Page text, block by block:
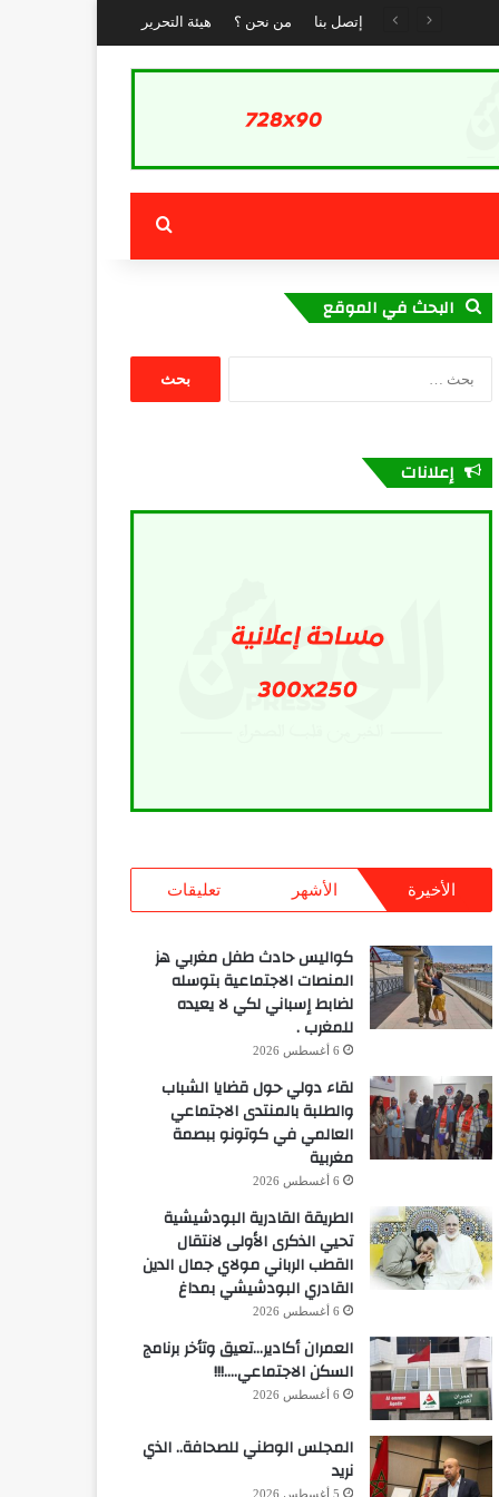
إتصل بنا من نحن ؟ هيئة التحرير
بحث عن
البحث في الموقع
إعلانات
الأخيرة الأشهر تعليقات
كواليس حادث طفل مغربي هز
المنصات الاجتماعية بتوسله
لضابط إسباني لكي لا يعيده
للمغرب .
6 أغسطس 2026
لقاء دولي حول قضايا الشباب
والطلبة بالمنتدى الاجتماعي
العالمي في كوتونو ببصمة
مغربية
6 أغسطس 2026
الطريقة القادرية البودشيشية
تحيي الذكرى الأولى لانتقال
القطب الرباني مولاي جمال الدين
القادري البودشيشي بمداغ
6 أغسطس 2026
العمران أكادير…تعيق وتأخر برنامج
السكن الاجتماعي….!!!
6 أغسطس 2026
المجلس الوطني للصحافة.. الذي
نريد
5 أغسطس 2026